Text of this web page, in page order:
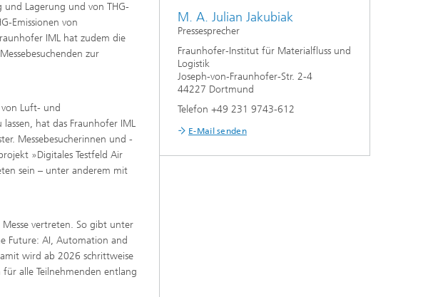
und Lagerung und von THG-
Emissionen von
IML hat zudem die
zur
Luft- und
hat das Fraunhofer IML
Messebesucherinnen und -
»Digitales Testfeld Air
sein – unter anderem mit
vertreten. So gibt unter
Future: AI, Automation and
wird ab 2026 schrittweise
alle Teilnehmenden entlang
M. A. Julian Jakubiak
Pressesprecher
Fraunhofer-Institut für Materialfluss und
Logistik
Joseph-von-Fraunhofer-Str. 2-4
44227 Dortmund
Telefon +49 231 9743-612
E-Mail senden